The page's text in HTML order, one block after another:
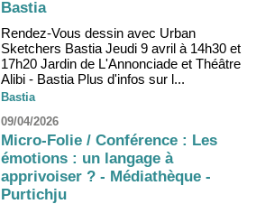
Bastia
Rendez-Vous dessin avec Urban
Sketchers Bastia Jeudi 9 avril à 14h30 et
17h20 Jardin de L'Annonciade et Théâtre
Alibi - Bastia Plus d'infos sur l...
Bastia
09/04/2026
Micro-Folie / Conférence : Les
émotions : un langage à
apprivoiser ? - Médiathèque -
Purtichju